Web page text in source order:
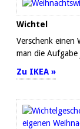
Wichtel
Verschenk einen
man die
Zu IKEA »